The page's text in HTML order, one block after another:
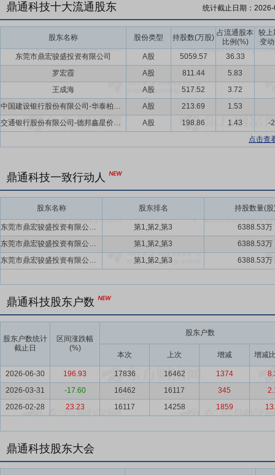
鼎通科技十大流通股东 统计截止日期：
股东名称 股份类型 持股数(万股)
占流通股本
比例(%)
较上
变
东莞市鼎宏骏盛投资有限公司
A股 5059.57
36.33
罗宏霞
A股 811.44
5.83
王成海
A股 517.52
3.72
中国建设银行股份有限公司-华泰柏瑞质量成长混合型证券投资基金
A股 213.69
1.53
交通银行股份有限公司-德邦鑫星价值灵活配置混合型证券投资基金
A股 198.86 1.43
-
点击查
鼎通科技一致行动人
股东名称 股东排名 持股数量(股
东莞市鼎宏骏盛投资有限公司,罗宏霞,王成海 第1,第2,第3
6388.53万
东莞市鼎宏骏盛投资有限公司,罗宏霞,王成海
第1,第2,第3
6388.53万
东莞市鼎宏骏盛投资有限公司,罗宏霞,王成海
第1,第2,第3 6388.53万
鼎通科技股东户数
股东户数统计
截止日
区间涨跌幅
(%)
股东户数
本次 上次 增减 增减
2026-06-30 196.93 17836 16462 1374
2026-03-31
-17.60 16462 16117 345
2026-02-28
23.23 16117 14258 1859
鼎通科技股东大会